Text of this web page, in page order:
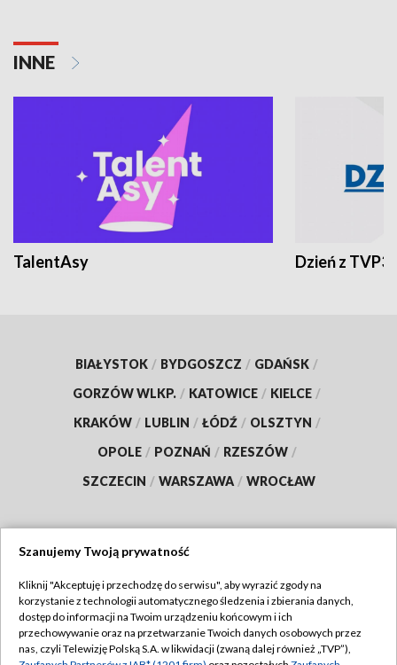
INNE
TalentAsy Dzień z TVP3
BIAŁYSTOK / BYDGOSZCZ / GDAŃSK /
GORZÓW WLKP. / KATOWICE / KIELCE /
KRAKÓW / LUBLIN / ŁÓDŹ / OLSZTYN /
OPOLE / POZNAŃ / RZESZÓW /
SZCZECIN / WARSZAWA / WROCŁAW
TVP
Abonament TVP
Regulamin TVP
Szanujemy Twoją prywatność
Kliknij "Akceptuję i przechodzę do serwisu", aby wyrazić zgody na
korzystanie z technologii automatycznego śledzenia i zbierania danych,
dostęp do informacji na Twoim urządzeniu końcowym i ich
przechowywanie oraz na przetwarzanie Twoich danych osobowych przez
nas, czyli Telewizję Polską S.A. w likwidacji (zwaną dalej również „TVP”),